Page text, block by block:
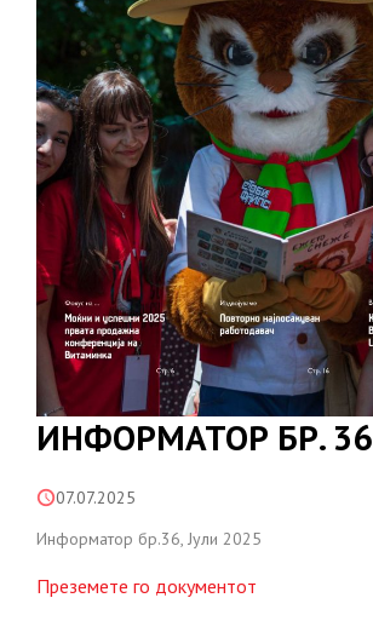
ИНФОРМАТОР БР. 36
07.07.2025
Информатор бр.36, Јули 2025
Преземете го документот